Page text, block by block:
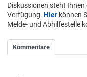
Diskussionen steht Ihnen
Verfügung. Hier können
Melde- und Abhilfestelle